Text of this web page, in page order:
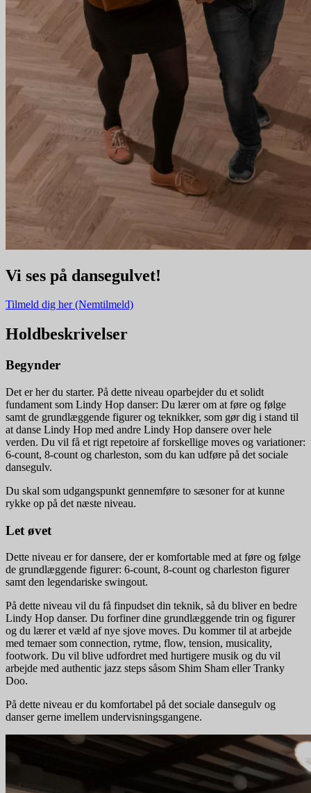
Vi ses på dansegulvet!
Tilmeld dig her (Nemtilmeld)
Holdbeskrivelser
Begynder
Det er her du starter. På dette niveau oparbejder du et solidt
fundament som Lindy Hop danser: Du lærer om at føre og følge
samt de grundlæggende figurer og teknikker, som gør dig i stand til
at danse Lindy Hop med andre Lindy Hop dansere over hele
verden. Du vil få et rigt repetoire af forskellige moves og variationer:
6-count, 8-count og charleston, som du kan udføre på det sociale
dansegulv.
Du skal som udgangspunkt gennemføre to sæsoner for at kunne
rykke op på det næste niveau.
Let øvet
Dette niveau er for dansere, der er komfortable med at føre og følge
de grundlæggende figurer: 6-count, 8-count og charleston figurer
samt den legendariske swingout.
På dette niveau vil du få finpudset din teknik, så du bliver en bedre
Lindy Hop danser. Du forfiner dine grundlæggende trin og figurer
og du lærer et væld af nye sjove moves. Du kommer til at arbejde
med temaer som connection, rytme, flow, tension, musicality,
footwork. Du vil blive udfordret med hurtigere musik og du vil
arbejde med authentic jazz steps såsom Shim Sham eller Tranky
Doo.
På dette niveau er du komfortabel på det sociale dansegulv og
danser gerne imellem undervisningsgangene.